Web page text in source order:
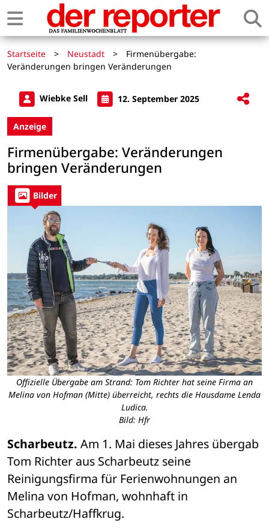
Startseite > Neustadt >
Firmenübergabe:
Veränderungen bringen Veränderungen
Wiebke Sell 12. September 2025
Anzeige
Firmenübergabe: Veränderungen
bringen Veränderungen
Bilder
Offizielle Übergabe am Strand: Tom Richter hat seine Firma an
Melina von Hofman (Mitte) überreicht, rechts die Hausdame Lenda
Ludica.
Bild: Hfr
Scharbeutz. Am 1. Mai dieses Jahres übergab
Tom Richter aus Scharbeutz seine
Reinigungsfirma für Ferienwohnungen an
Melina von Hofman, wohnhaft in
Scharbeutz/Haffkrug.